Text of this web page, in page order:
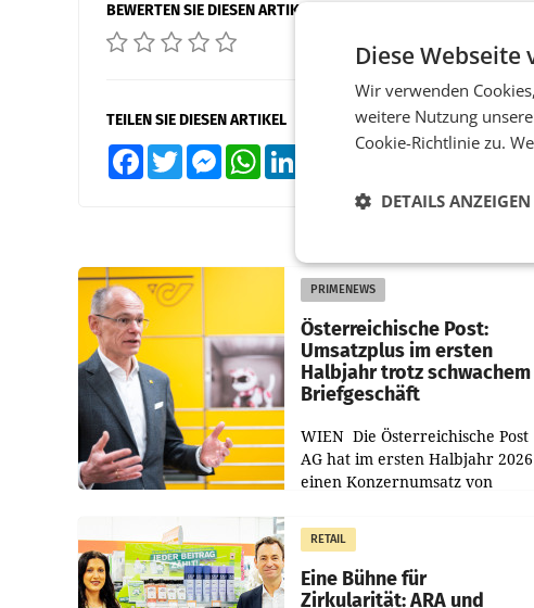
BEWERTEN SIE DIESEN ARTIKEL
TEILEN SIE DIESEN ARTIKEL
FacebookTwitter MessengerWhatsApp XING Teilen
PRIMENEWS
Österreichische Post:
Umsatzplus im ersten
Halbjahr trotz schwachem
Briefgeschäft
WIEN Die Österreichische Post
AG hat im ersten Halbjahr 2026
einen Konzernumsatz von
erwirtschaftet, was einem Plus
von 3,8 Prozent gegenüber
dem Vergleichszeitraum
RETAIL
Eine Bühne für
Zirkularität: ARA und
Diese Webseite
Wir verwenden
weitere Nutzung
Cookie-Richtlinie zu.
DETAILS ANZEIGEN